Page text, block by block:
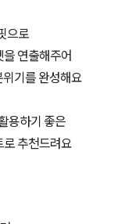
으로
연출해주어
기를 완성해요
용하기 좋은
추천드려요